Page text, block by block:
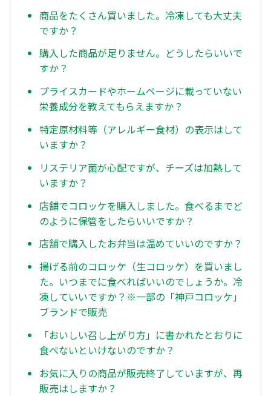
商品をたくさん買いました。冷凍しても大丈夫
ですか？
購入した商品が足りません。どうしたらいいで
すか？
プライスカードやホームページに載っていない
栄養成分を教えてもらえますか？
特定原材料等（アレルギー食材）の表示はして
いますか？
リステリア菌が心配ですが、チーズは加熱して
いますか？
店舗でコロッケを購入しました。食べるまでど
のように保管をしたらいいですか？
店舗で購入したお弁当は温めていいのですか？
揚げる前のコロッケ（生コロッケ）を買いまし
た。いつまでに食べればいいのでしょうか。冷
凍していいですか？※一部の「神戸コロッケ」
ブランドで販売
「おいしい召し上がり方」に書かれたとおりに
食べないといけないのですか？
お気に入りの商品が販売終了していますが、再
販売はしますか？